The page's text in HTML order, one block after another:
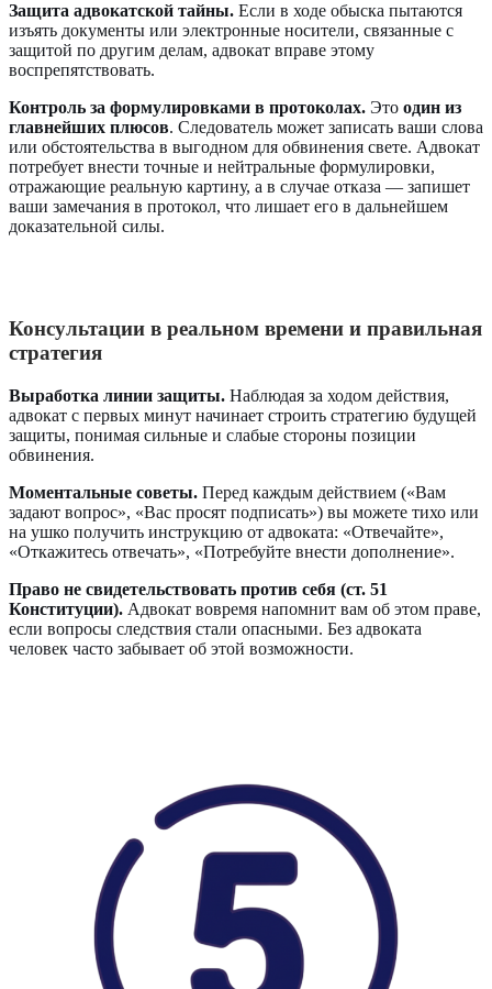
Защита адвокатской тайны. Если в ходе обыска пытаются
изъять документы или электронные носители, связанные с
защитой по другим делам, адвокат вправе этому
воспрепятствовать.
Контроль за формулировками в протоколах. Это один из
главнейших плюсов. Следователь может записать ваши слова
или обстоятельства в выгодном для обвинения свете. Адвокат
потребует внести точные и нейтральные формулировки,
отражающие реальную картину, а в случае отказа — запишет
ваши замечания в протокол, что лишает его в дальнейшем
доказательной силы.
Консультации в реальном времени и правильная
стратегия
Выработка линии защиты. Наблюдая за ходом действия,
адвокат с первых минут начинает строить стратегию будущей
защиты, понимая сильные и слабые стороны позиции
обвинения.
Моментальные советы. Перед каждым действием («Вам
задают вопрос», «Вас просят подписать») вы можете тихо или
на ушко получить инструкцию от адвоката: «Отвечайте»,
«Откажитесь отвечать», «Потребуйте внести дополнение».
Право не свидетельствовать против себя (ст. 51
Конституции). Адвокат вовремя напомнит вам об этом праве,
если вопросы следствия стали опасными. Без адвоката
человек часто забывает об этой возможности.